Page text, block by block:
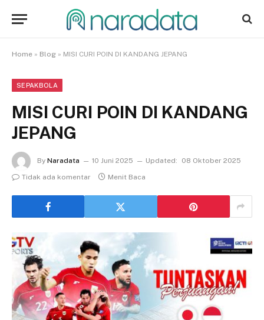
Home » Blog » MISI CURI POIN DI KANDANG JEPANG
SEPAKBOLA
MISI CURI POIN DI KANDANG
JEPANG
By Naradata 10 Juni 2025 Updated:
08 Oktober 2025
Tidak ada komentar
Menit Baca